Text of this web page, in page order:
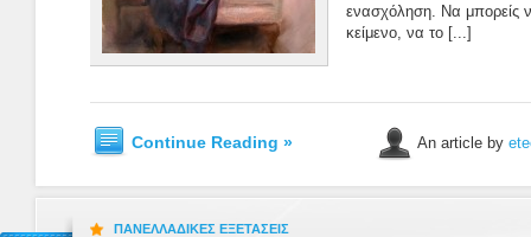
ενασχόληση. Να μπορείς
κείμενο, να το [...]
Continue Reading » An article by
ΠΑΝΕΛΛΑΔΙΚΕΣ ΕΞΕΤΑΣΕΙΣ